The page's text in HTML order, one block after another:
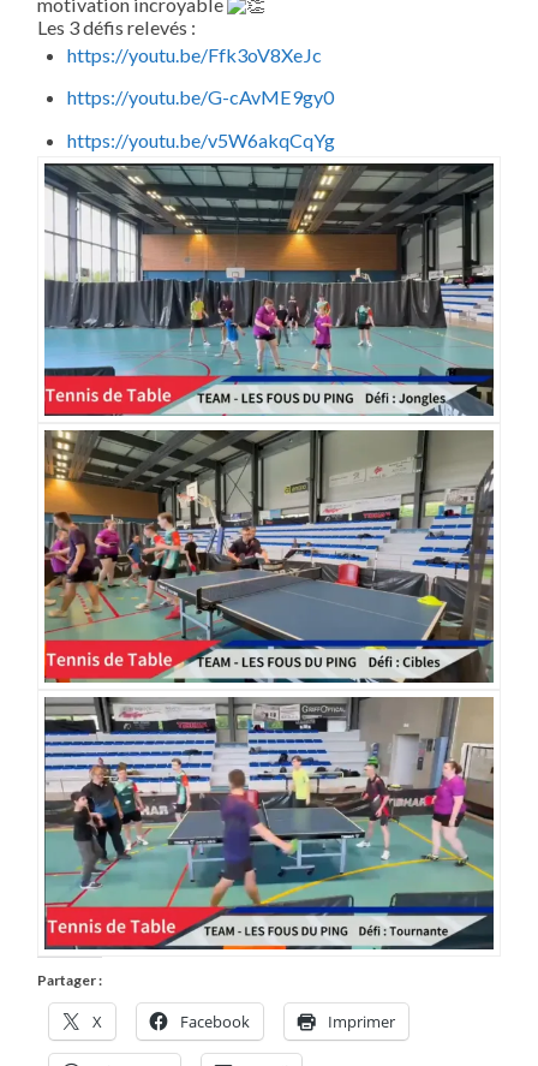
motivation incroyable
Les 3 défis relevés :
https://youtu.be/Ffk3oV8XeJc
https://youtu.be/G-cAvME9gy0
https://youtu.be/v5W6akqCqYg
Partager :
X Facebook Imprimer